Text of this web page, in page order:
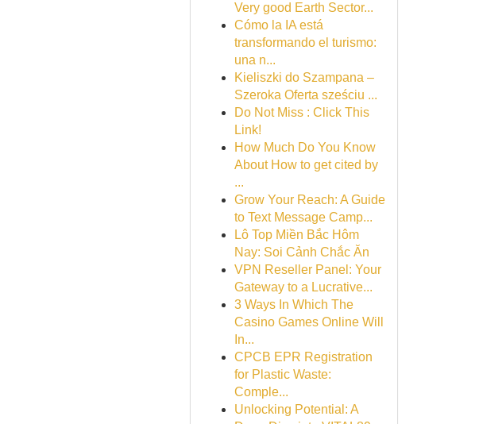
Very good Earth Sector...
Cómo la IA está
transformando el turismo:
una n...
Kieliszki do Szampana –
Szeroka Oferta sześciu ...
Do Not Miss : Click This
Link!
How Much Do You Know
About How to get cited by
...
Grow Your Reach: A Guide
to Text Message Camp...
Lô Top Miền Bắc Hôm
Nay: Soi Cảnh Chắc Ăn
VPN Reseller Panel: Your
Gateway to a Lucrative...
3 Ways In Which The
Casino Games Online Will
In...
CPCB EPR Registration
for Plastic Waste:
Comple...
Unlocking Potential: A